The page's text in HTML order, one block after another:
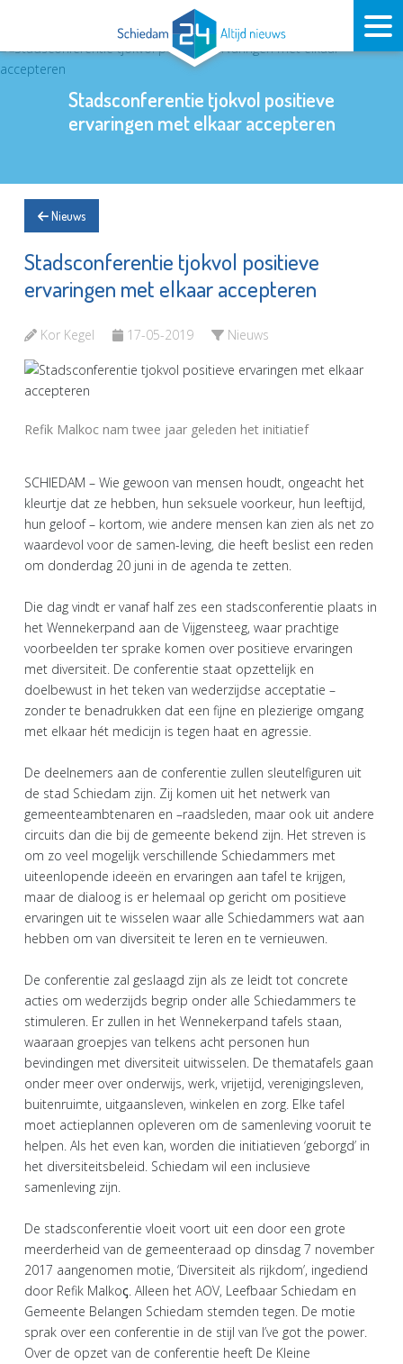
Stadsconferentie tjokvol positieve
ervaringen met elkaar accepteren
Nieuws
Stadsconferentie tjokvol positieve
ervaringen met elkaar accepteren
Kor Kegel 17-05-2019 Nieuws
Refik Malkoc nam twee jaar geleden het initiatief
SCHIEDAM – Wie gewoon van mensen houdt, ongeacht het
kleurtje dat ze hebben, hun seksuele voorkeur, hun leeftijd,
hun geloof – kortom, wie andere mensen kan zien als net zo
waardevol voor de samen-leving, die heeft beslist een reden
om donderdag 20 juni in de agenda te zetten.
Die dag vindt er vanaf half zes een stadsconferentie plaats in
het Wennekerpand aan de Vijgensteeg, waar prachtige
voorbeelden ter sprake komen over positieve ervaringen
met diversiteit. De conferentie staat opzettelijk en
doelbewust in het teken van wederzijdse acceptatie –
zonder te benadrukken dat een fijne en plezierige omgang
met elkaar hét medicijn is tegen haat en agressie.
De deelnemers aan de conferentie zullen sleutelfiguren uit
de stad Schiedam zijn. Zij komen uit het netwerk van
gemeenteambtenaren en –raadsleden, maar ook uit andere
circuits dan die bij de gemeente bekend zijn. Het streven is
om zo veel mogelijk verschillende Schiedammers met
uiteenlopende ideeën en ervaringen aan tafel te krijgen,
maar de dialoog is er helemaal op gericht om positieve
ervaringen uit te wisselen waar alle Schiedammers wat aan
hebben om van diversiteit te leren en te vernieuwen.
De conferentie zal geslaagd zijn als ze leidt tot concrete
acties om wederzijds begrip onder alle Schiedammers te
stimuleren. Er zullen in het Wennekerpand tafels staan,
waaraan groepjes van telkens acht personen hun
bevindingen met diversiteit uitwisselen. De thematafels gaan
onder meer over onderwijs, werk, vrijetijd, verenigingsleven,
buitenruimte, uitgaansleven, winkelen en zorg. Elke tafel
moet actieplannen opleveren om de samenleving vooruit te
helpen. Als het even kan, worden die initiatieven ‘geborgd’ in
het diversiteitsbeleid. Schiedam wil een inclusieve
samenleving zijn.
De stadsconferentie vloeit voort uit een door een grote
meerderheid van de gemeenteraad op dinsdag 7 november
2017 aangenomen motie, ‘Diversiteit als rijkdom’, ingediend
door Refik Malkoꞔ. Alleen het AOV, Leefbaar Schiedam en
Gemeente Belangen Schiedam stemden tegen. De motie
sprak over een conferentie in de stijl van I’ve got the power.
Over de opzet van de conferentie heeft De Kleine